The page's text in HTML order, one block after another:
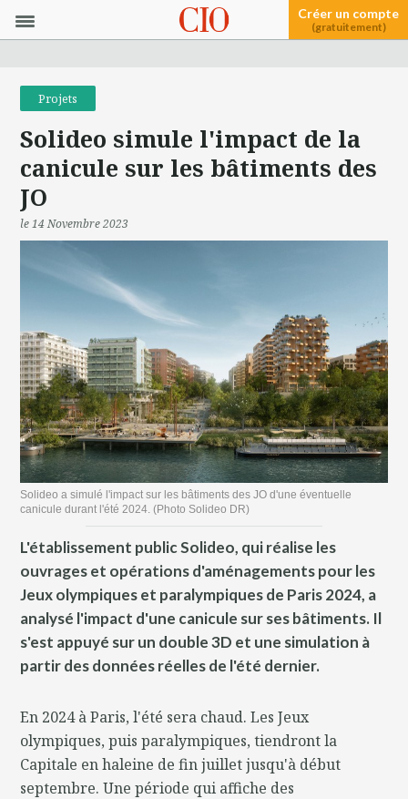
Créer un compte
(gratuitement)
Projets
Solideo simule l'impact de la
canicule sur les bâtiments des
JO
le 14 Novembre 2023
Solideo a simulé l'impact sur les bâtiments des JO d'une éventuelle
canicule durant l'été 2024. (Photo Solideo DR)
L'établissement public Solideo, qui réalise les
ouvrages et opérations d'aménagements pour les
Jeux olympiques et paralympiques de Paris 2024, a
analysé l'impact d'une canicule sur ses bâtiments. Il
s'est appuyé sur un double 3D et une simulation à
partir des données réelles de l'été dernier.
En 2024 à Paris, l'été sera chaud. Les Jeux
olympiques, puis paralympiques, tiendront la
Capitale en haleine de fin juillet jusqu'à début
septembre. Une période qui affiche des